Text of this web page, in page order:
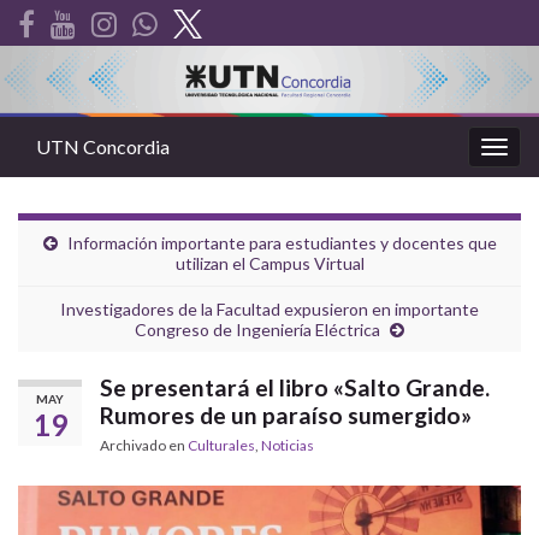
la
UTN Concordia
Información importante para estudiantes y docentes que
utilizan el Campus Virtual
Investigadores de la Facultad expusieron en importante
Congreso de Ingeniería Eléctrica
MAY
19
Se presentará el libro «Salto Grande.
Rumores de un paraíso sumergido»
Archivado en Culturales Noticias